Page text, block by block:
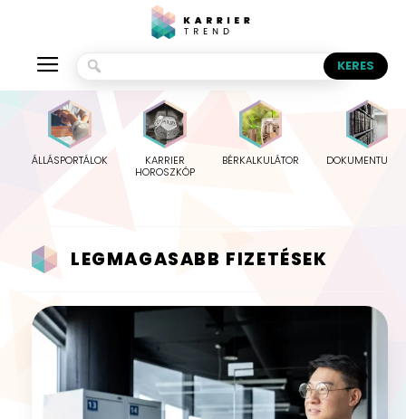
ÁLLÁSPORTÁLOK
KARRIER
HOROSZKÓP
BÉRKALKULÁTOR
LEGMAGASABB FIZETÉSEK